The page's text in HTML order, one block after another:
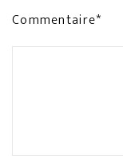
Commentaire*